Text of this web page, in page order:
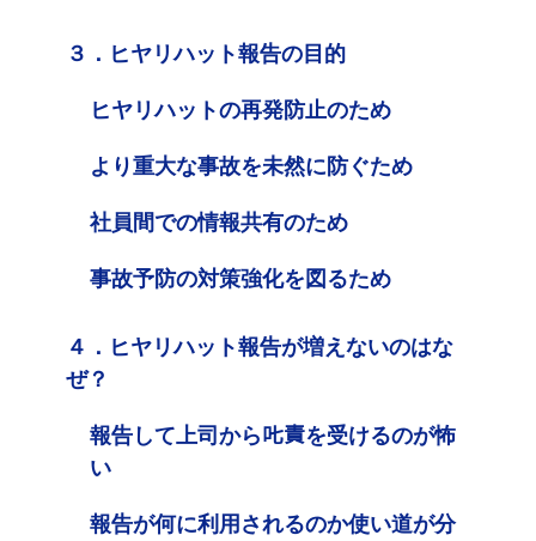
３．ヒヤリハット報告の目的
ヒヤリハットの再発防止のため
より重大な事故を未然に防ぐため
社員間での情報共有のため
事故予防の対策強化を図るため
４．ヒヤリハット報告が増えないのはな
ぜ？
報告して上司から𠮟責を受けるのが怖
い
報告が何に利用されるのか使い道が分